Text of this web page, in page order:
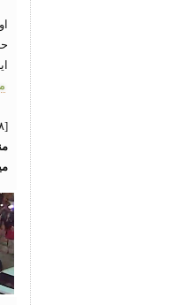
[۸ مرداد]: